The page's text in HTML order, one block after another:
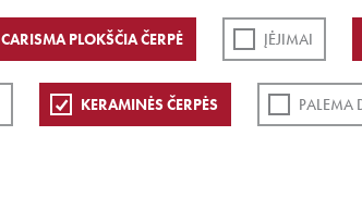
CARISMA PLOKŠČIA ČERPĖ ĮĖJIMAI
KERAMINĖS ČERPĖS PALEMA